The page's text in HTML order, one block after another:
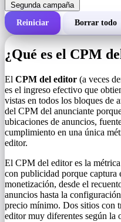
Segunda campaña
Costo total de una campaña
Número de impresiones
Reiniciar Borrar todo
¿Qué es el CPM
El CPM del editor (a veces
es el ingreso efectivo que
vistas en todos los bloques de
del CPM del anunciante
ubicaciones de anuncios,
cumplimiento en una única
editor.
El CPM del editor es la
con publicidad porque captura
monetización, desde el
anuncios hasta la
precio mínimo. Dos sitios con
editor muy diferentes según la